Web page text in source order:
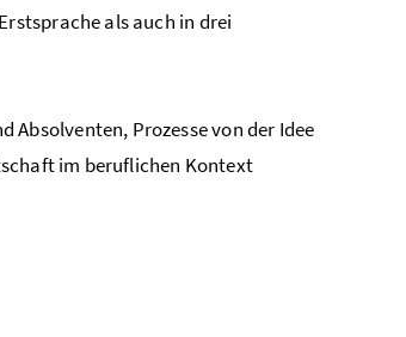
als auch in drei
Prozesse von der Idee
im beruflichen Kontext